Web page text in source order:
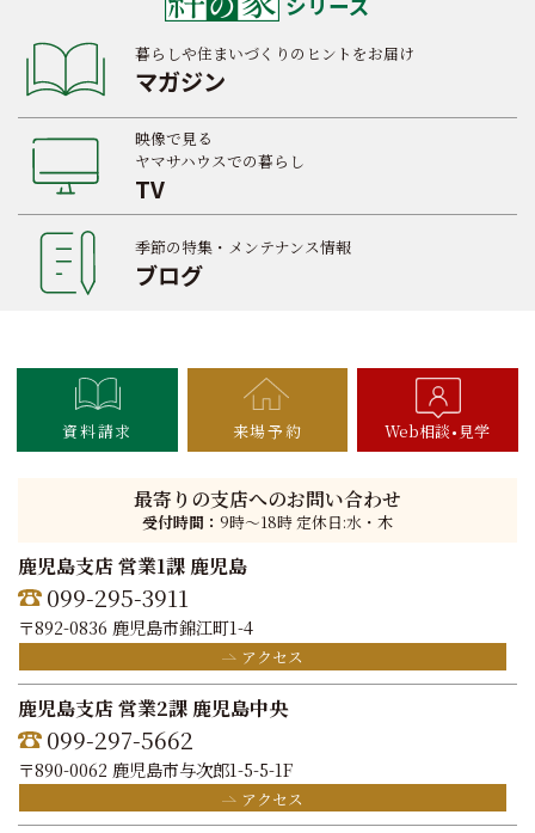
暮らしや住まいづくりのヒントをお届け
マガジン
映像で見る
ヤマサハウスでの暮らし
TV
季節の特集・メンテナンス情報
ブログ
資料請求 来場予約 Web相談 見学
最寄りの支店へのお問い合わせ
受付時間： 9時〜18時 定休日:水・木
鹿児島支店 営業1課 鹿児島
099-295-3911
〒892-0836 鹿児島市錦江町1-4
アクセス
鹿児島支店 営業2課 鹿児島中央
099-297-5662
〒890-0062 鹿児島市与次郎1-5-5-1F
アクセス